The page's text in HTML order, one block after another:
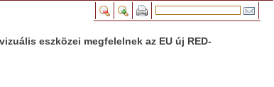
eszközei megfelelnek az EU új RED-